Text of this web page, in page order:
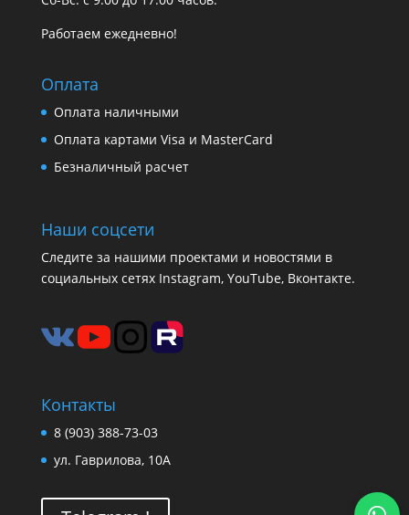
Работаем ежедневно!
Оплата
Оплата наличными
Оплата картами Visa и MasterCard
Безналичный расчет
Наши соцсети
Следите за нашими проектами и новостями в
социальных сетях Instagram, YouTube, Вконтакте.
Контакты
8 (903) 388-73-03
ул. Гаврилова, 10А